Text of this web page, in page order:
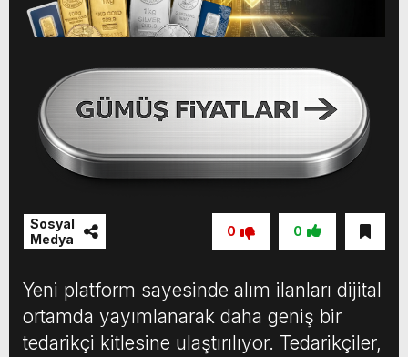
Sosyal
Medya
0
0
Yeni platform sayesinde alım ilanları dijital
ortamda yayımlanarak daha geniş bir
tedarikçi kitlesine ulaştırılıyor. Tedarikçiler,